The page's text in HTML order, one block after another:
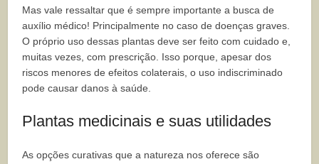
Mas vale ressaltar que é sempre importante a busca de
auxílio médico! Principalmente no caso de doenças graves.
O próprio uso dessas plantas deve ser feito com cuidado e,
muitas vezes, com prescrição. Isso porque, apesar dos
riscos menores de efeitos colaterais, o uso indiscriminado
pode causar danos à saúde.
Plantas medicinais e suas utilidades
As opções curativas que a natureza nos oferece são